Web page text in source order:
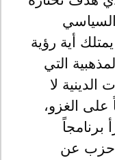
أية رؤية
التي
لا
فقد مضى 16 عاماً على الغزو،
برنامجاً
حزب عن